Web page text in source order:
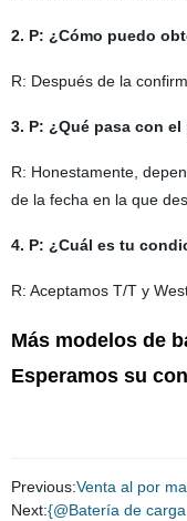
2. P: ¿Cómo puedo
R: Después de la
3. P: ¿Qué pasa con
R: Honestamente,
de la fecha en la que
4. P: ¿Cuál es tu
R: Aceptamos T/T y
Más modelos de
Esperamos su
Previous:Venta al por
Next:{@Batería de